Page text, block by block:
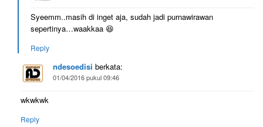
Syeemm..masih di inget aja, sudah jadi purnawirawan
sepertinya…waakkaa 😆
Reply
ndesoedisi berkata:
01/04/2016 pukul 09:46
wkwkwk
Reply